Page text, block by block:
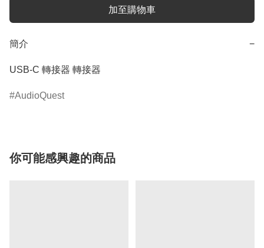
加至購物車
簡介 −
USB-C 轉接器 轉接器
AudioQuest
你可能感興趣的商品